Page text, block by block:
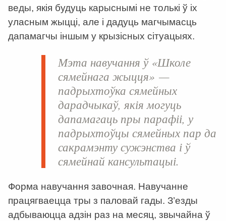
веды, якія будуць карыснымі не толькі ў іх
уласным жыцці, але і дадуць магчымасць
дапамагчы іншым у крызісных сітуацыях.
Мэта навучання ў «Школе
сямейнага жыцця» —
падрыхтоўка сямейных
дарадчыкаў, якія могуць
дапамагаць пры парафіі, у
падрыхтоўцы сямейных пар да
сакрамэнту сужэнства і ў
сямейнай кансультацыі.
Форма навучання завочная. Навучанне
працягваецца тры з паловай гады. З’езды
адбываюцца адзін раз на месяц, звычайна ў